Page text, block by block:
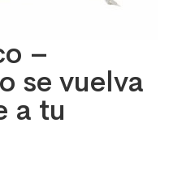
–
se vuelva
a tu